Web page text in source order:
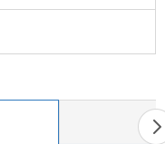
다
음